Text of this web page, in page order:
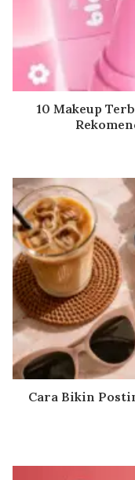
10 Makeup
Cara Bikin